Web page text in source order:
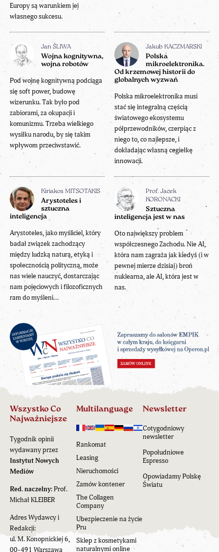
Europy są warunkiem jej
własnego sukcesu.
Jan ŚLIWA
Wojna kognitywna,
wojna robotów
Pod wojnę kognitywną podciąga
się soft power, budowę
wizerunku. Tak było pod
zabiorami, za okupacji i
komunizmu. Trzeba wielkiego
wysiłku narodu, by się takim
wpływom przeciwstawić.
Jakub KACZMARSKI
Polska
mikroelektronika.
Od krzemowej historii do
globalnych wyzwań
Polska mikroelektronika musi
stać się integralną częścią
światowego ekosystemu
półprzewodników, czerpiąc z
niego to, co najlepsze, i
dokładając własną cegiełkę
innowacji.
Kiriakos MITSOTAKIS
Arystoteles i
sztuczna
inteligencja
Arystoteles, jako myśliciel, który
badał związek zachodzący
między ludzką naturą, etyką i
społecznością polityczną, może
nas wiele nauczyć, dostarczając
nam pojęciowych i filozoficznych
ram do myśleni...
Prof. Jacek
KORONACKI
Sztuczna
inteligencja jest w nas
Oto największy problem
współczesnego Zachodu. Nie AI,
która nam zagraża jak kiedyś (i w
pewnej mierze dzisiaj) broń
nuklearna, ale AI, która jest w
nas.
Wszystko Co
Najważniejsze
Tygodnik opinii
wydawany przez
Instytut Nowych
Mediów
Red. naczelny:Prof.
Michał KLEIBER
Adres Wydawcy i
Redakcji:
ul. M. Konopnickiej 6,
00-491 Warszawa
Multilanguage
Rankomat
Leasing
Nieruchomości
Zamów kontener
The Collagen
Company
Ubezpieczenie na życie
Pru
Sklep z kosmetykami
naturalnymi online
Newsletter
Cotygodniowy
newsletter
Popołudniowe
Espresso
Opowiadamy Polskę
Światu